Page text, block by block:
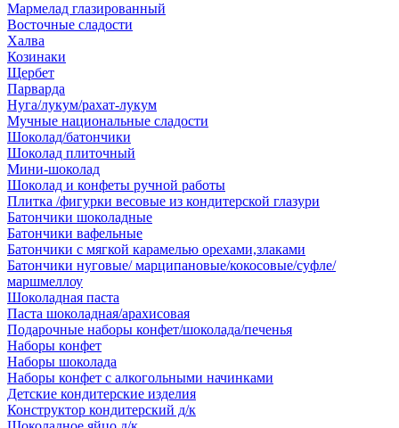
Мармелад глазированный
Восточные сладости
Халва
Козинаки
Щербет
Парварда
Нуга/лукум/рахат-лукум
Мучные национальные сладости
Шоколад/батончики
Шоколад плиточный
Мини-шоколад
Шоколад и конфеты ручной работы
Плитка /фигурки весовые из кондитерской глазури
Батончики шоколадные
Батончики вафельные
Батончики с мягкой карамелью орехами,злаками
Батончики нуговые/ марципановые/кокосовые/суфле/
маршмеллоу
Шоколадная паста
Паста шоколадная/арахисовая
Подарочные наборы конфет/шоколада/печенья
Наборы конфет
Наборы шоколада
Наборы конфет с алкогольными начинками
Детские кондитерские изделия
Конструктор кондитерский д/к